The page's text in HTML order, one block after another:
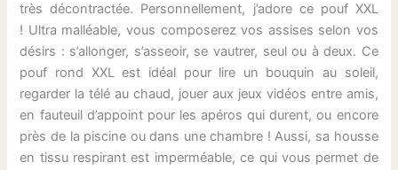
très décontractée. Personnellement, j’adore ce pouf XXL
! Ultra malléable, vous composerez vos assises selon vos
désirs : s’allonger, s’asseoir, se vautrer, seul ou à deux. Ce
pouf rond XXL est idéal pour lire un bouquin au soleil,
regarder la télé au chaud, jouer aux jeux vidéos entre amis,
en fauteuil d’appoint pour les apéros qui durent, ou encore
près de la piscine ou dans une chambre ! Aussi, sa housse
en tissu respirant est imperméable, ce qui vous permet de